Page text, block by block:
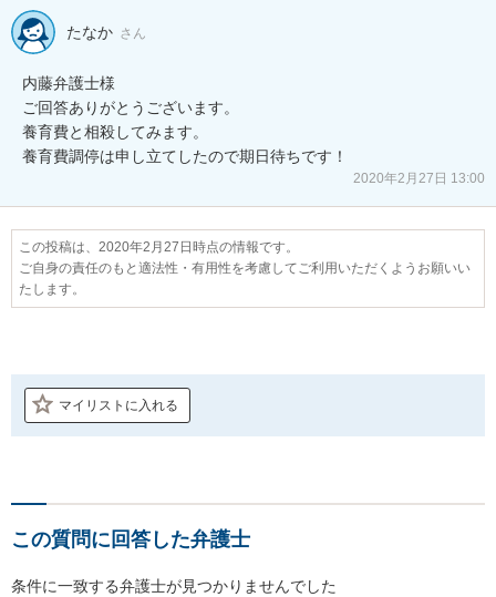
たなか さん
内藤弁護士様
ご回答ありがとうございます。
養育費と相殺してみます。
養育費調停は申し立てしたので期日待ちです！
2020年2月27日 13:00
この投稿は、2020年2月27日時点の情報です。
ご自身の責任のもと適法性・有用性を考慮してご利用いただくようお願いい
たします。
マイリストに入れる
この質問に回答した弁護士
条件に一致する弁護士が見つかりませんでした